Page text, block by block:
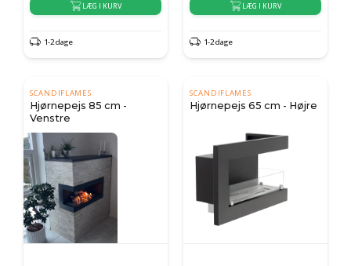
LÆG I KURV
1-2 dage
LÆG I KURV
1-2 dage
SCANDIFLAMES
Hjørnepejs 85 cm -
Venstre
SCANDIFLAMES
Hjørnepejs 65 cm - Højre